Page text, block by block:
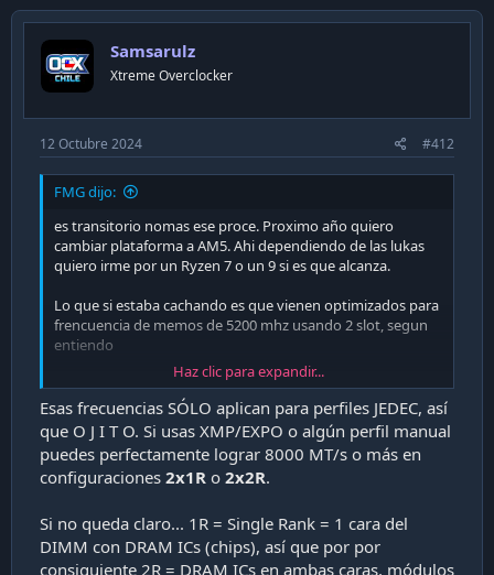
t
o
n
s
Samsarulz
Xtreme Overclocker
12 Octubre 2024 #412
FMG dijo:
es transitorio nomas ese proce. Proximo año quiero
cambiar plataforma a AM5. Ahi dependiendo de las lukas
quiero irme por un Ryzen 7 o un 9 si es que alcanza.
Lo que si estaba cachando es que vienen optimizados para
frencuencia de memos de 5200 mhz usando 2 slot, segun
entiendo
Ver adjunto 38531
Eso es de las specs del 7800x3D.
Haz clic para expandir...
Esas frecuencias SÓLO aplican para perfiles JEDEC, así
que O J I T O. Si usas XMP/EXPO o algún perfil manual
puedes perfectamente lograr 8000 MT/s o más en
configuraciones 2x1R o 2x2R.
Si no queda claro... 1R = Single Rank = 1 cara del
DIMM con DRAM ICs (chips), así que por por
consiguiente 2R = DRAM ICs en ambas caras, módulos